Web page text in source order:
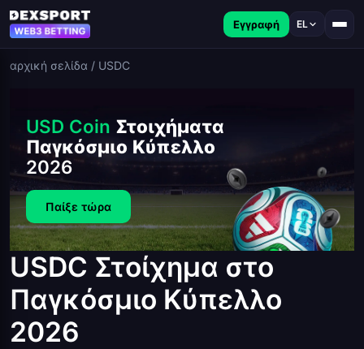
Εγγραφή EL
αρχική σελίδα / USDC
USD Coin Στοιχήματα
Παγκόσμιο Κύπελλο
2026
Παίξε τώρα
USDC Στοίχημα στο
Παγκόσμιο Κύπελλο
2026